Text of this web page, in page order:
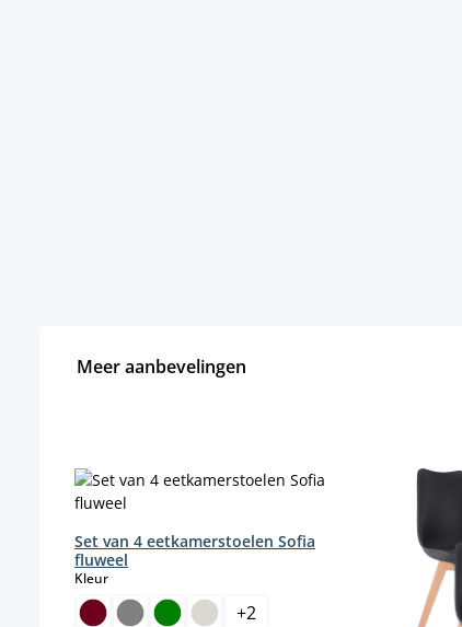
Meer aanbevelingen
Set van 4 eetkamerstoelen Sofia
fluweel
Kleurselect
+2